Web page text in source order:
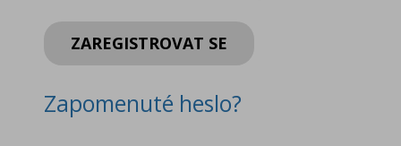
ZAREGISTROVAT SE
Zapomenuté heslo?